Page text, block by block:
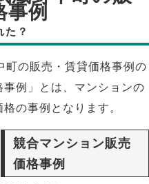
事例
た？
町の販売・賃貸価格事例の
例」とは、マンションの
の事例となります。
競合マンション販売
価格事例